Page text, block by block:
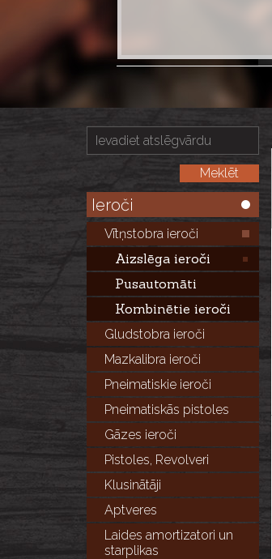
Ieroči
Vītņstobra ieroči
Aizslēga ieroči
Pusautomāti
Kombinētie ieroči
Gludstobra ieroči
Mazkalibra ieroči
Pneimatiskie ieroči
Pneimatiskās pistoles
Gāzes ieroči
Pistoles, Revolveri
Klusinātāji
Aptveres
Laides amortizatori un
starplikas